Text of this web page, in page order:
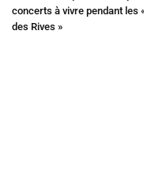
concerts à vivre pendant les
des Rives »